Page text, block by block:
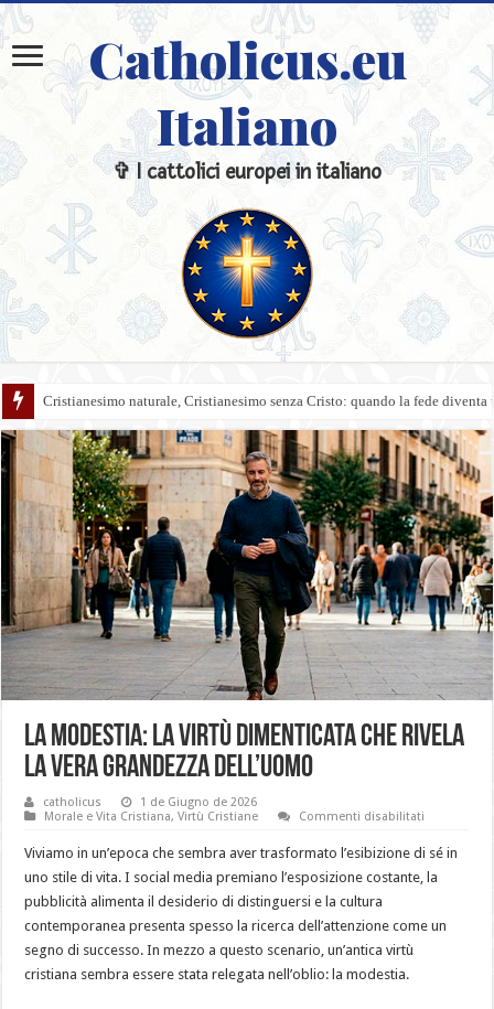
Catholicus.eu
Italiano
✞ I cattolici europei in italiano
L’Inquisizione e le leggende nere: come rispondere alle accuse storiche
La modestia: la virtù dimenticata che rivela
la vera grandezza dell’uomo
catholicus
1 de Giugno de 2026
Morale e Vita Cristiana,Virtù Cristiane Commenti disabilitati
modestia:
la
virtù
dimenticata
la
Viviamo in un’epoca che sembra aver trasformato l’esibizione di sé in
uno stile di vita. I social media premiano l’esposizione costante, la
pubblicità alimenta il desiderio di distinguersi e la cultura
contemporanea presenta spesso la ricerca dell’attenzione come un
segno di successo. In mezzo a questo scenario, un’antica virtù
cristiana sembra essere stata relegata nell’oblio: la modestia.